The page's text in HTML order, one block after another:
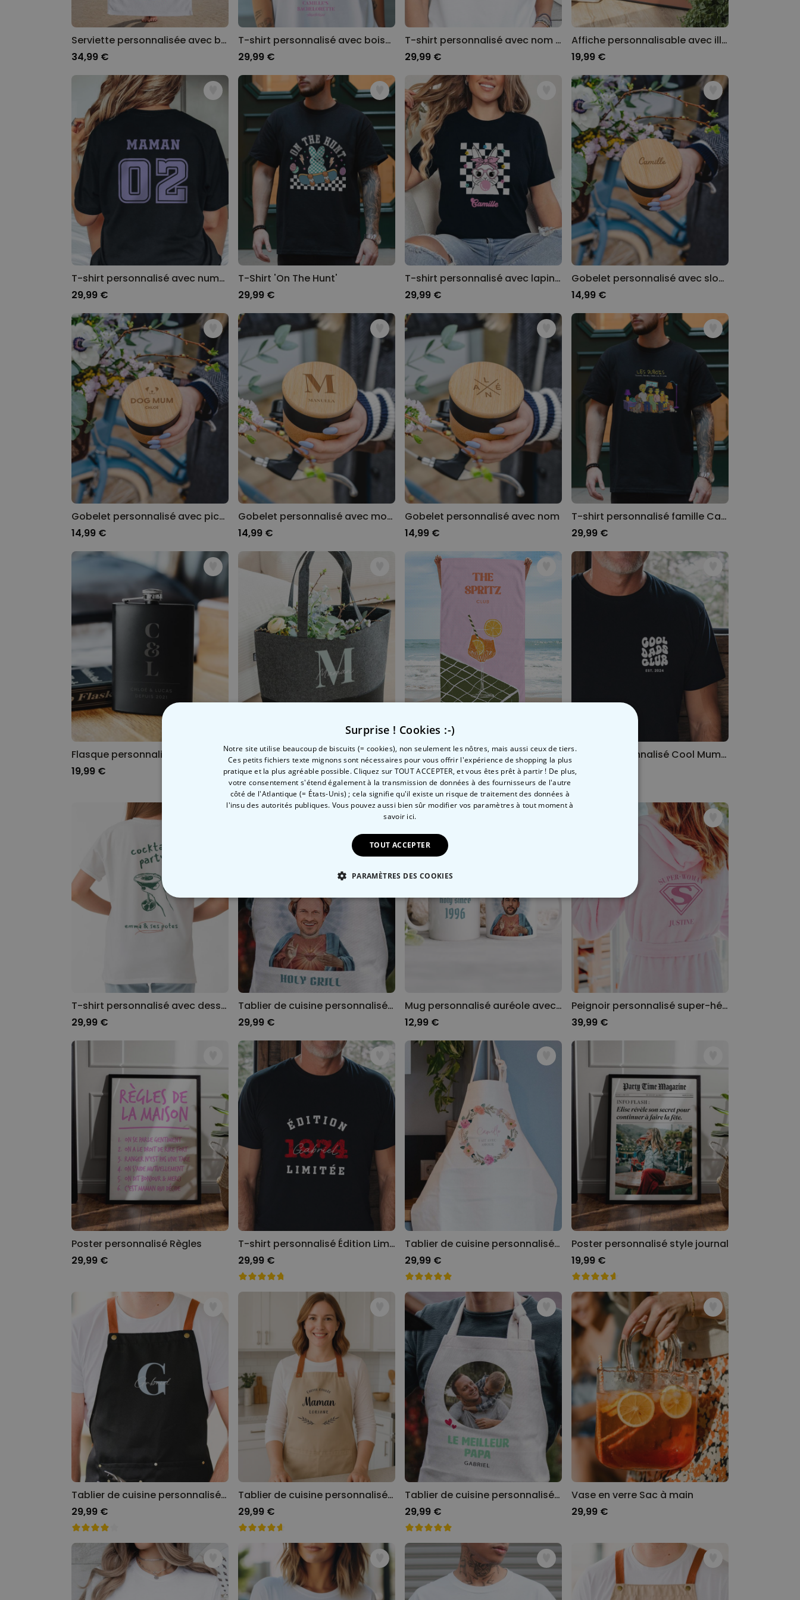
Serviette personnalisée avec boisson et slogan
34,99 €
T-shirt personnalisé avec boisson et texte
29,99 €
T-shirt personnalisé avec nom et année
29,99 €
Affiche personnalisable avec illustration
19,99 €
T-shirt personnalisé avec numéro et nom
29,99 €
T-Shirt 'On The Hunt'
29,99 €
T-shirt personnalisé avec lapin et nom
29,99 €
Gobelet personnalisé avec slogan
14,99 €
Gobelet personnalisé avec picto et texte
14,99 €
Gobelet personnalisé avec monogramme
14,99 €
Gobelet personnalisé avec nom
14,99 €
T-shirt personnalisé famille Cartoon
29,99 €
Flasque personnalisée avec initiales et texte
19,99 €
Sac cabas personnalisé en feutre avec Monogramme
29,99 €
Serviette personnalisée rétro avec boisson
34,99 €
T-shirt personnalisé Cool Mums & Dads Club
29,99 €
T-shirt personnalisé avec dessin boisson et texte
29,99 €
Tablier de cuisine personnalisé auréole avec visage et texte
29,99 €
Mug personnalisé auréole avec visage et texte
12,99 €
Peignoir personnalisé super-héroïne
39,99 €
Poster personnalisé Règles
29,99 €
T-shirt personnalisé Édition Limitée avec année
29,99 €
Tablier de cuisine personnalisé avec couronne de fleurs et texte
29,99 €
Poster personnalisé style journal
19,99 €
Tablier de cuisine personnalisé avec monogramme
29,99 €
Tablier de cuisine personnalisé avec laurier et texte
29,99 €
Tablier de cuisine personnalisé avec photo et texte
29,99 €
Vase en verre Sac à main
29,99 €
Surprise ! Cookies :-)
Notre site utilise beaucoup de biscuits (= cookies), non seulement les nôtres, mais aussi ceux de tiers.
Ces petits fichiers texte mignons sont nécessaires pour vous offrir l'expérience de shopping la plus
pratique et la plus agréable possible. Cliquez sur TOUT ACCEPTER, et vous êtes prêt à partir ! De plus,
votre consentement s'étend également à la transmission de données à des fournisseurs de l'autre
côté de l'Atlantique (= États-Unis) ; cela signifie qu'il existe un risque de traitement des données à
l'insu des autorités publiques. Vous pouvez aussi bien sûr modifier vos paramètres à tout moment à
savoir ici.
TOUT ACCEPTER
PARAMÈTRES DES COOKIES
STRICTEMENT NÉCESSAIRE PERFORMANCE COMMERCIALISATION NON CLASSÉ